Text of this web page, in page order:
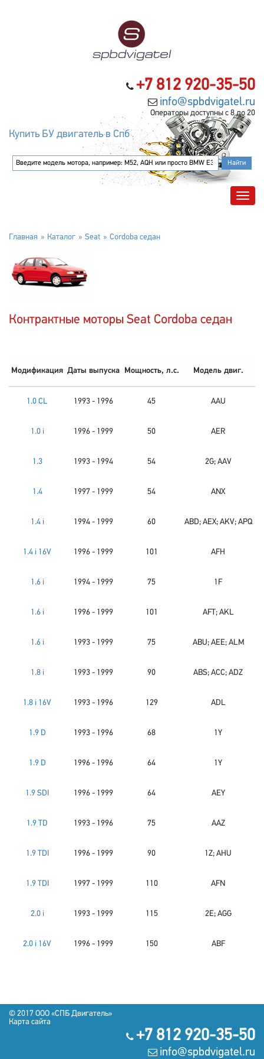
+7 812 920-35-50
info@spbdvigatel.ru
Операторы доступны с 8 до 20
Купить БУ двигатель в Спб
Главная Каталог Seat Cordoba седан
Контрактные моторы Seat Cordoba седан
Модификация Даты выпуска Мощность, л.с. Модель двиг.
1.0 CL 1993 - 1996 45 AAU
1.0 i 1996 - 1999 50 AER
1.3 1993 - 1994 54 2G; AAV
1.4 1997 - 1999 54 ANX
1.4 i 1994 - 1999 60 ABD; AEX; AKV; APQ
1.4 i 16V 1996 - 1999 101 AFH
1.6 i 1994 - 1999 75 1F
1.6 i 1996 - 1999 101 AFT; AKL
1.6 i 1993 - 1999 75 ABU; AEE; ALM
1.8 i 1993 - 1999 90 ABS; ACC; ADZ
1.8 i 16V 1993 - 1996 129 ADL
1.9 D 1993 - 1996 68 1Y
1.9 D 1996 - 1996 64 1Y
1.9 SDI 1996 - 1999 64 AEY
1.9 TD 1993 - 1996 75 AAZ
1.9 TDI 1996 - 1999 90 1Z; AHU
1.9 TDI 1997 - 1999 110 AFN
2.0 i 1993 - 1999 115 2E; AGG
2.0 i 16V 1996 - 1999 150 ABF
© 2017 OOO «СПБ Двигатель»
Карта сайта
+7 812 920-35-50
info@spbdvigatel.ru